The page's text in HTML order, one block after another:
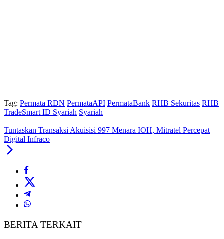
Tag: Permata RDN PermataAPI PermataBank RHB Sekuritas RHB
TradeSmart ID Syariah Syariah
Tuntaskan Transaksi Akuisisi 997 Menara IOH, Mitratel Percepat
Digital Infraco
BERITA TERKAIT